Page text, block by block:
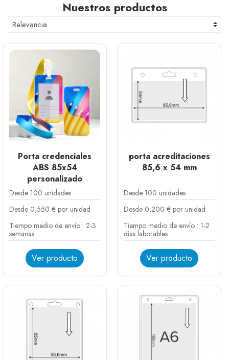
herramienta de comunicación, seguridad y
profesionalidad. Elegir la funda adecuada puede
marcar la diferencia entre una acreditación que se
pierde o se rompe y una que permanece impecable
durante todas las jornadas.
En nuestro catálogo, ofrecemos una amplia variedad
de soluciones que se adaptan a cada necesidad,
desde opciones ecológicas hasta modelos rígidos de
alta durabilidad.
Nuestros productos
Porta credenciales
ABS 85x54
personalizado
Desde 100 unidades
Desde 0,550 € por unidad
Tiempo medio de envío : 2-3
semanas
Ver producto
porta acreditaciones
85,6 x 54 mm
Desde 100 unidades
Desde 0,200 € por unidad
Tiempo medio de envío : 1-2
dias laborables
Ver producto